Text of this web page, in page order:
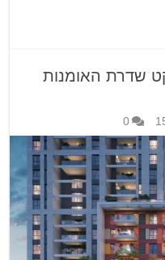
שדרת האומנות
0